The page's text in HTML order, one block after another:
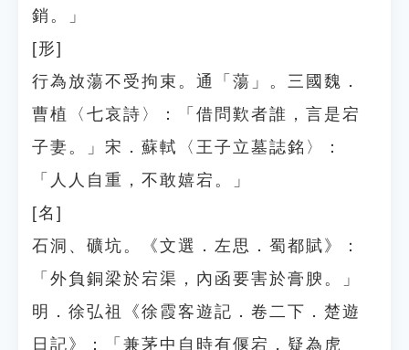
銷。」
[形]
行為放蕩不受拘束。通「蕩」。三國魏．
曹植〈七哀詩〉：「借問歎者誰，言是宕
子妻。」宋．蘇軾〈王子立墓誌銘〉：
「人人自重，不敢嬉宕。」
[名]
石洞、礦坑。《文選．左思．蜀都賦》：
「外負銅梁於宕渠，內函要害於膏腴。」
明．徐弘祖《徐霞客遊記．卷二下．楚遊
日記》：「兼茅中自時有偃宕，疑為虎